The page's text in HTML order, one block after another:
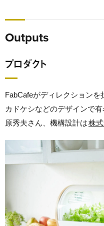
Outputs
プロダクト
FabCafeがディレクション
カドケシなどのデザインで有
原秀夫さん、機構設計は株